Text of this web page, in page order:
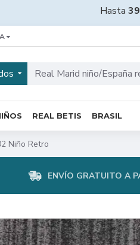
Hasta
REAL BETIS BRASIL
Niño Retro
ENVÍO GRATUITO A